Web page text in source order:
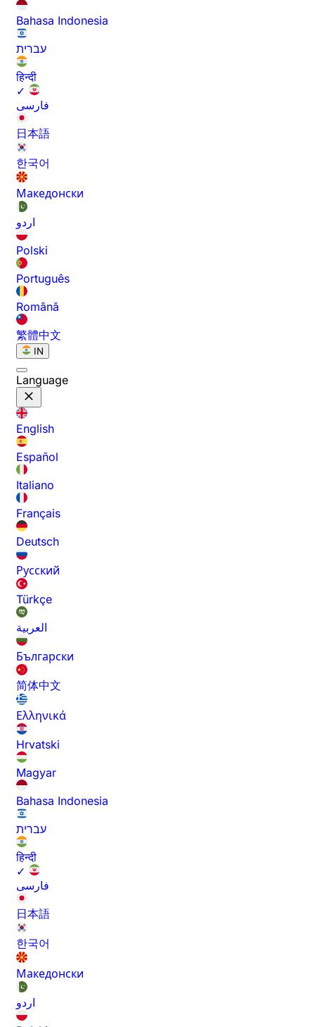
Bahasa Indonesia
עברית
हिन्दी
✓
فارسی
日本語
한국어
Македонски
اردو
Polski
Português
Română
繁體中文
IN
Language
English
Español
Italiano
Français
Deutsch
Русский
Türkçe
العربية
Български
简体中文
Ελληνικά
Hrvatski
Magyar
Bahasa Indonesia
עברית
हिन्दी
✓
فارسی
日本語
한국어
Македонски
اردو